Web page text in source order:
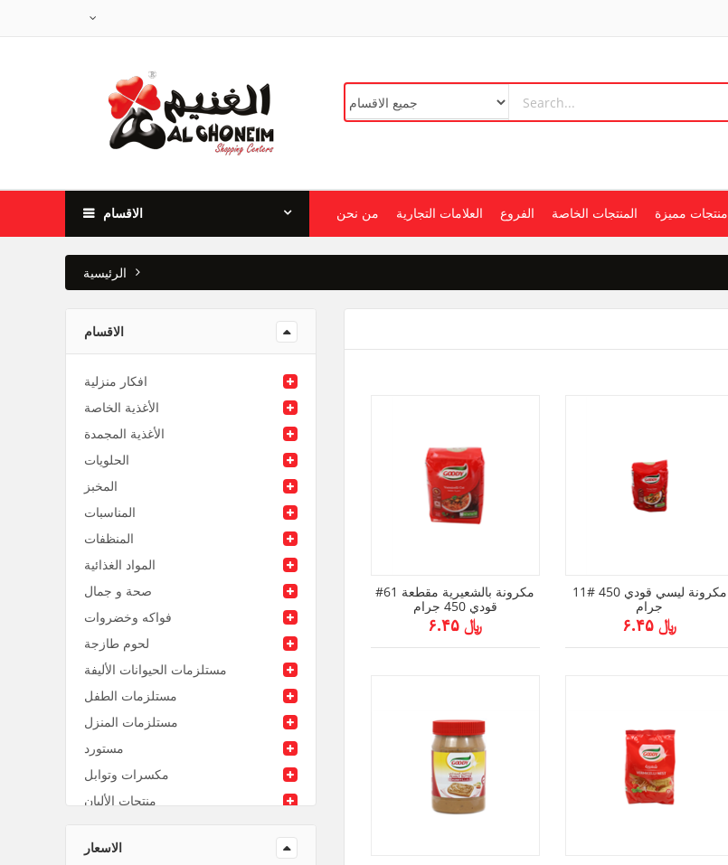
الاقسام من نحن العلامات التجارية الفروع المنتجات الخاصة منتجات مميزة
الرئيسية
الاقسام
افكار منزلية
الأغذية الخاصة
الأغذية المجمدة
الحلويات
المخبز
المناسبات
المنظفات
المواد الغذائية
صحة و جمال
فواكه وخضروات
لحوم طازجة
مستلزمات الحيوانات الأليفة
مستلزمات الطفل
مستلزمات المنزل
مستورد
مكسرات وتوابل
منتجات الألبان
الاسعار
#61 مكرونة بالشعيرية مقطعة
قودي 450 جرام
﷼ ۶.۴۵
11# مكرونة ليسي قودي 450
جرام
﷼ ۶.۴۵